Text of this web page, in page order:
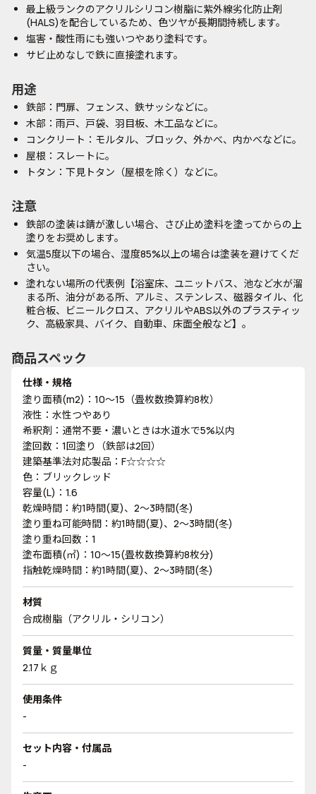
最上級ランクのアクリルシリコン樹脂に紫外線劣化防止剤
(HALS)を配合しているため、色ツヤが長期間持続します。
塩害・酸性雨にも強いつやあり塗料です。
サビ止めなしで鉄に直接塗れます。
用途
鉄部：門扉、フェンス、鉄サッシなどに。
木部：雨戸、戸袋、羽目板、木工品などに。
コンクリート：モルタル、ブロック、外かべ、内かべなどに。
屋根：スレートに。
トタン：下見トタン（屋根を除く）などに。
注意
鉄部の塗装は錆が激しい場合、さび止め塗料を塗ってからの上
塗りをお奨めします。
気温5度以下の場合、湿度85%以上の場合は塗装を避けてくだ
さい。
塗れない場所の代表例【浴室床、ユニットバス、池など水が溜
まる所、油分がある所、アルミ、ステンレス、磁器タイル、化
粧合板、ビニールクロス、アクリルやABS以外のプラスティッ
ク、高級家具、バイク、自動車、床面全般など】。
商品スペック
仕様・規格
塗り面積(m2)：10～15（畳枚数換算約8枚）
液性：水性つやあり
希釈剤：通常不要・濃いときは水道水で5%以内
塗回数：1回塗り（鉄部は2回）
建築基準法対応製品：F☆☆☆☆
色：ブリックレッド
容量(L)：1.6
乾燥時間：約1時間(夏)、2～3時間(冬)
塗り重ね可能時間：約1時間(夏)、2～3時間(冬)
塗り重ね回数：1
塗布面積(㎡)：10～15(畳枚数換算約8枚分)
指触乾燥時間：約1時間(夏)、2～3時間(冬)
材質
合成樹脂（アクリル・シリコン）
質量・質量単位
2.17ｋｇ
使用条件
-
セット内容・付属品
-